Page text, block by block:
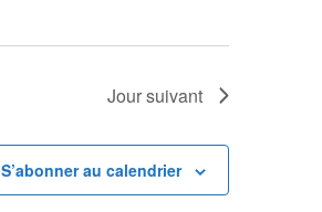
Jour suivant
S’abonner au calendrier